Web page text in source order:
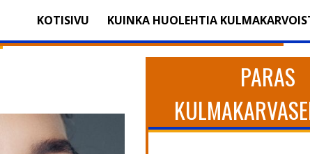
KOTISIVU KUINKA HUOLEHTIA
PARAS